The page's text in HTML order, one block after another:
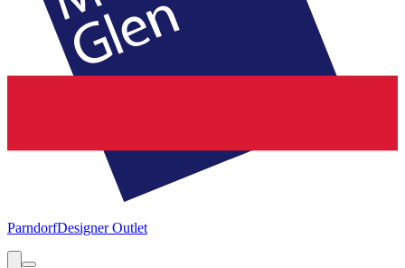
ParndorfDesigner Outlet